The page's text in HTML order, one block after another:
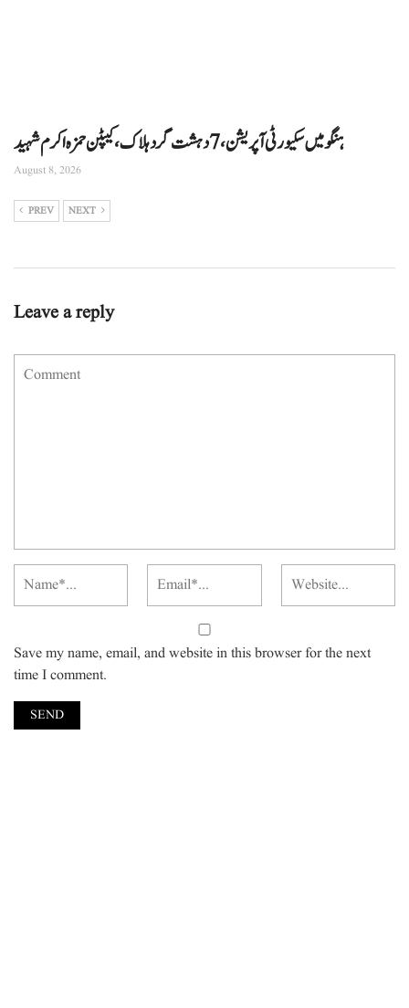
ہنگو میں سکیورٹی آپریشن، 7 دہشت گرد ہلاک، کیپٹن حمزہ اکرم شہید
August 8, 2026
PREV NEXT
Leave a reply
Save my name, email, and website in this browser for the next
time I comment.